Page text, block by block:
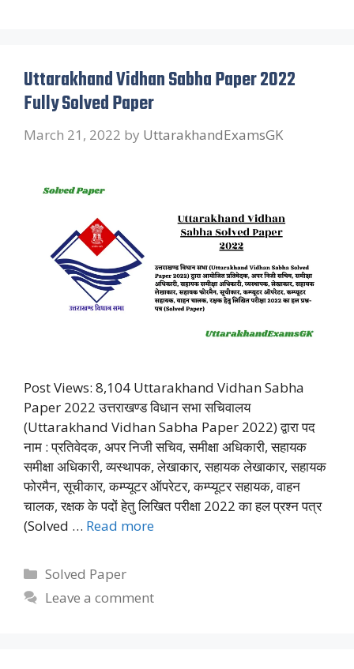
Uttarakhand Vidhan Sabha Paper 2022
Fully Solved Paper
March 21, 2022 by UttarakhandExamsGK
Post Views: 8,104 Uttarakhand Vidhan Sabha
Paper 2022 उत्तराखण्ड विधान सभा सचिवालय
(Uttarakhand Vidhan Sabha Paper 2022) द्वारा पद
नाम : प्रतिवेदक, अपर निजी सचिव, समीक्षा अधिकारी, सहायक
समीक्षा अधिकारी, व्यस्थापक, लेखाकार, सहायक लेखाकार, सहायक
फोरमैन, सूचीकार, कम्प्यूटर ऑपरेटर, कम्प्यूटर सहायक, वाहन
चालक, रक्षक के पदों हेतु लिखित परीक्षा 2022 का हल प्रश्न पत्र
(Solved … Read more
Categories
Solved Paper
Leave a comment